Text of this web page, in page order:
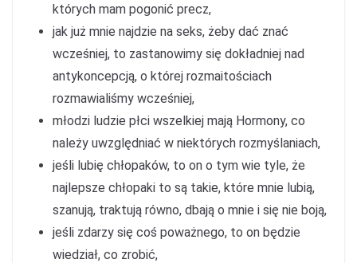
których mam pogonić precz,
jak już mnie najdzie na seks, żeby dać znać
wcześniej, to zastanowimy się dokładniej nad
antykoncepcją, o której rozmaitościach
rozmawialiśmy wcześniej,
młodzi ludzie płci wszelkiej mają Hormony, co
należy uwzględniać w niektórych rozmyślaniach,
jeśli lubię chłopaków, to on o tym wie tyle, że
najlepsze chłopaki to są takie, które mnie lubią,
szanują, traktują równo, dbają o mnie i się nie boją,
jeśli zdarzy się coś poważnego, to on będzie
wiedział, co zrobić,